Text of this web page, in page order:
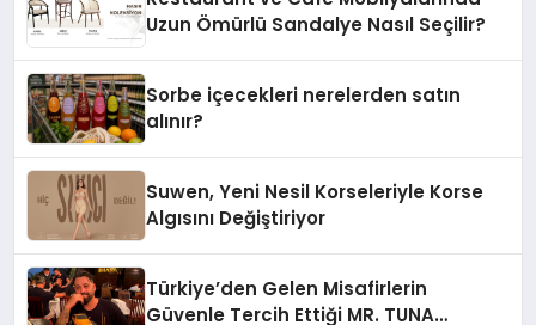
Uzun Ömürlü Sandalye Nasıl Seçilir?
Sorbe içecekleri nerelerden satın
alınır?
Suwen, Yeni Nesil Korseleriyle Korse
Algısını Değiştiriyor
Türkiye’den Gelen Misafirlerin
Güvenle Tercih Ettiği MR. TUNA